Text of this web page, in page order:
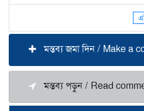
মন্তব্য জমা দিন / Make a
মন্তব্য পড়ুন / Read